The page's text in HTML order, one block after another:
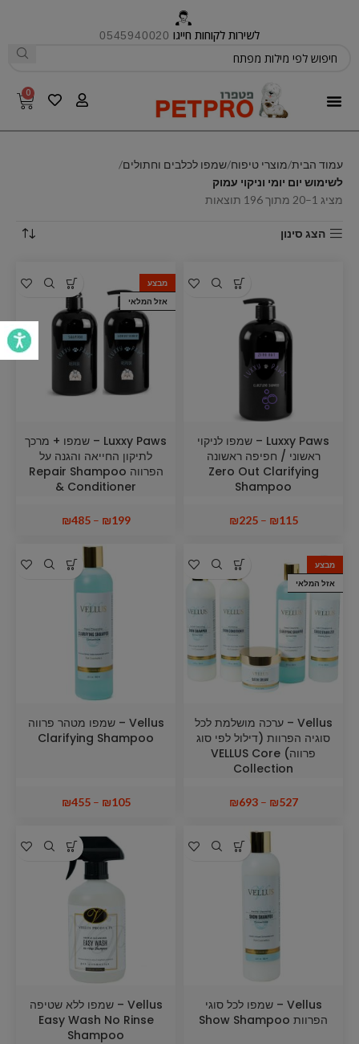
לשירות לקוחות חייגו 0545940020
0
עמוד הבית מוצרי טיפוח שמפו לכלבים וחתולים
לשימוש יום יומי וניקוי עמוק
מציג 1–20 מתוך 196 תוצאות
הצג סינון
Luxxy Paws – שמפו לניקוי
ראשוני / חפיפה ראשונה
Zero Out Clarifying
Shampoo
₪115
–
₪225
מבצע
אזל המלאי
Luxxy Paws – שמפו + מרכך
לתיקון החייאה והגנה על
הפרווה Repair Shampoo
& Conditioner
₪199
–
₪485
מבצע
אזל המלאי
Vellus – ערכה מושלמת לכל
סוגיה הפרוות (דילול לפי סוג
פרווה) VELLUS Core
Collection
₪527
–
₪693
Vellus – שמפו מטהר פרווה
Clarifying Shampoo
₪105
–
₪455
Vellus – שמפו לכל סוגי
הפרוות Show Shampoo
Vellus – שמפו ללא שטיפה
Easy Wash No Rinse
Shampoo